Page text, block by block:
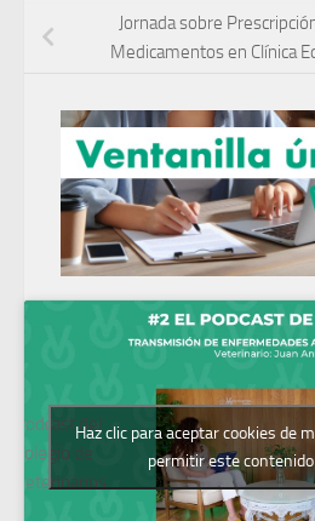
Jornada sobre
Medicamentos en Clínica
Podcast del
Colegio de
Veterinarios
Haz clic para aceptar cookies de
permitir este contenido